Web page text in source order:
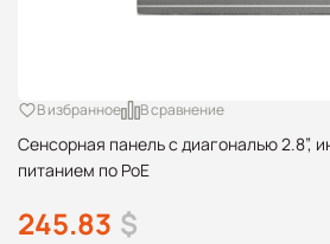
Сенсорная панель с диагональю 2.8”,
питанием по PoE
В избранное В сравнение
245.83 $